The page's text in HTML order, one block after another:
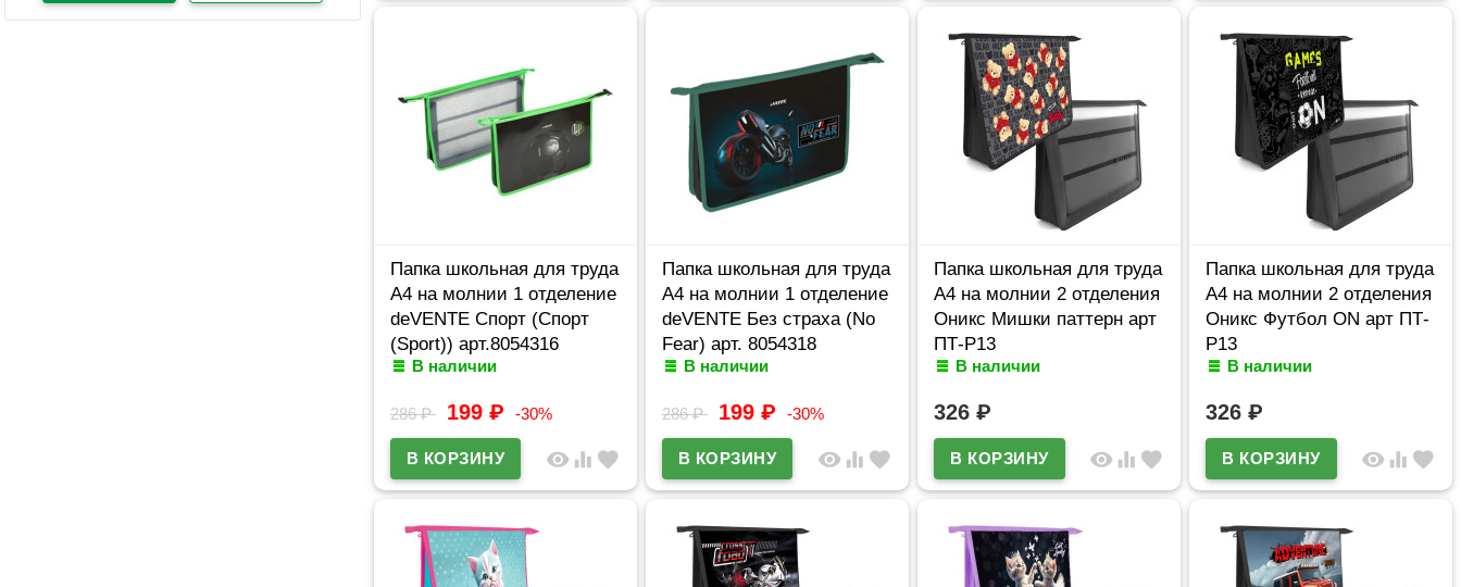
Папка школьная для труда
А4 на молнии 1 отделение
deVENTE Спорт (Спорт
(Sport)) арт.8054316
В наличии
286₽ 199 ₽ -30%
visibility equalizer favorite
Папка школьная для труда
А4 на молнии 1 отделение
deVENTE Без страха (No
Fear) арт. 8054318
В наличии
286₽ 199 ₽ -30%
visibility equalizer favorite
Папка школьная для труда
А4 на молнии 2 отделения
Оникс Мишки паттерн арт
ПТ-Р13
В наличии
326 ₽
visibility equalizer favorite
Папка школьная для труда
А4 на молнии 2 отделения
Оникс Футбол ON арт ПТ-
Р13
В наличии
326₽
visibility equalizer favorite